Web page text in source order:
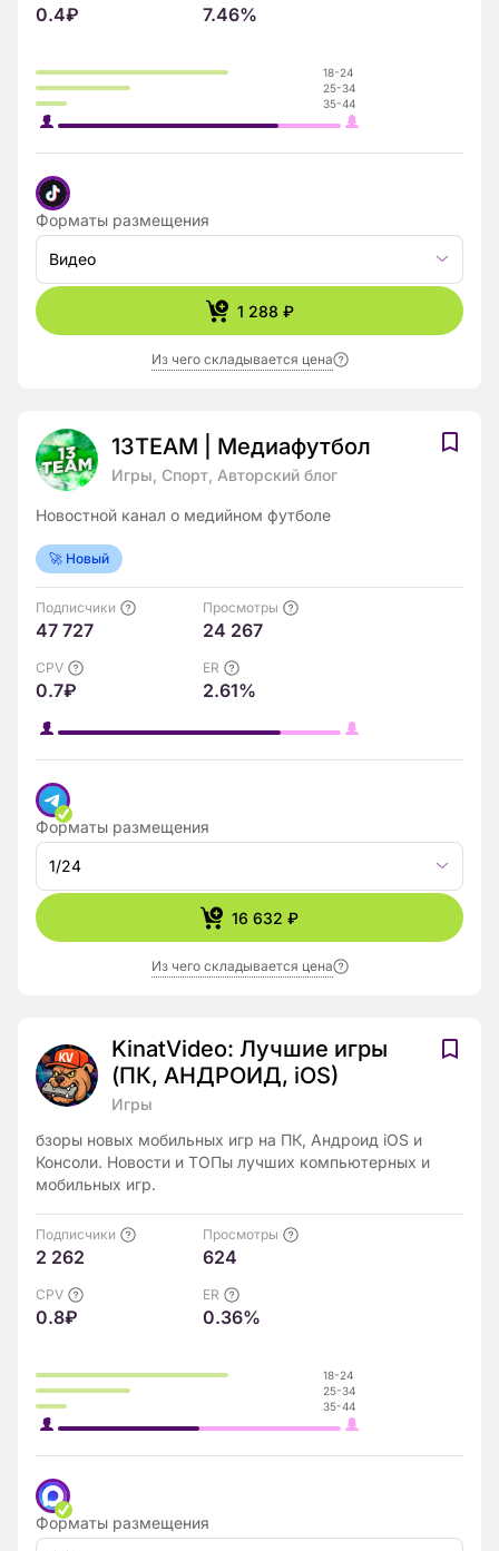
18-24
25-34
35-44
0.4₽ 7.46%
Форматы размещения
Видео
1 288 ₽
Из чего складывается цена
13TEAM | Медиафутбол
Игры, Спорт, Авторский блог
Новостной канал о медийном футболе
🚀 Новый
Подписчики
47 727
Просмотры
24 267
CPV
0.7₽
ER
2.61%
Форматы размещения
1/24
16 632 ₽
Из чего складывается цена
KinatVideo: Лучшие игры
(ПК, АНДРОИД, iOS)
Игры
бзоры новых мобильных игр на ПК, Андроид iOS и
Консоли. Новости и ТОПы лучших компьютерных и
мобильных игр.
18-24
25-34
35-44
Подписчики
2 262
Просмотры
624
CPV
0.8₽
ER
0.36%
Форматы размещения